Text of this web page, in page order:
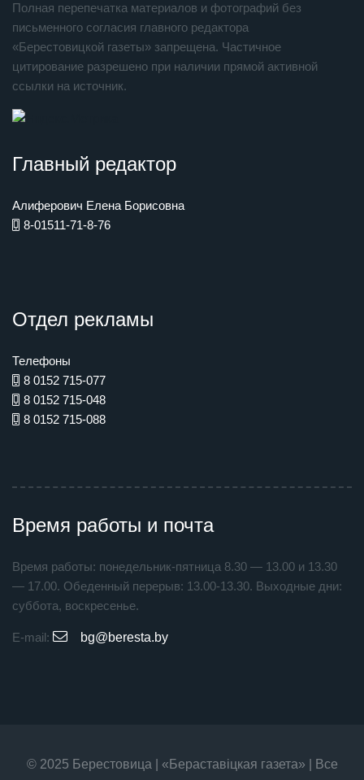
Полная перепечатка материалов и фотографий без
письменного согласия главного редактора
«Берестовицкой газеты» запрещена. Частичное
цитирование разрешено при наличии прямой активной
ссылки на источник.
Главный редактор
Алиферович Елена Борисовна
8-01511-71-8-76
Отдел рекламы
Телефоны
8 0152 715-077
8 0152 715-048
8 0152 715-088
Время работы и почта
Время работы: понедельник-пятница 8.30 — 13.00 и 13.30
— 17.00. Обеденный перерыв: 13.00-13.30. Выходные дни:
суббота, воскресенье.
E-mail: bg@beresta.by
© 2025 Берестовица | «Бераставiцкая газета» | Все